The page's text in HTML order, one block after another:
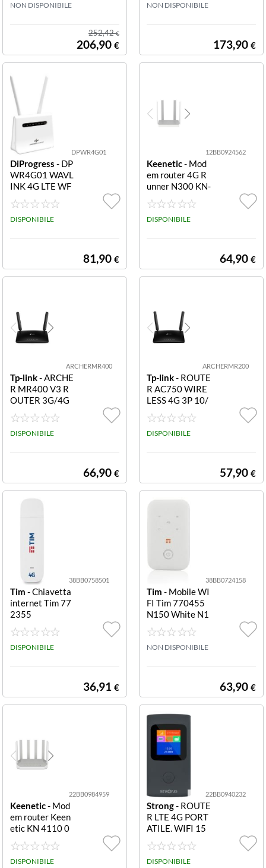
NON DISPONIBILE
252,42€
206,90 €
NON DISPONIBILE
173,90 €
DPWR4G01
DiProgress - DP
WR4G01 WAVL
INK 4G LTE WF
N300 PERFETT
O PER LE APPLI
CAZIONI PROF
eria integrata si
di apparecchi e i
mpianti installat
i in località
DISPONIBILE
81,90 €
12BB0924562
Keenetic- Mod
em router 4G R
unner N300 KN-
2212 N300 4G
DISPONIBILE
64,90 €
ARCHERMR400
Tp-link- ARCHE
R MR400 V3 R
OUTER 3G/4G
LTE DUALBAN
D 867MBPS 2 A
NTENNE AC12
DISPONIBILE
66,90 €
ARCHERMR200
Tp-link- ROUTE
R AC750 WIRE
LESS 4G 3P 10/
100- 1PWAN-3
ANT INTERNE+
2LTE ANTEN ST
DISPONIBILE
57,90 €
38BB0758501
Tim - Chiavetta
internet Tim 77
2355
DISPONIBILE
36,91 €
38BB0724158
Tim - Mobile WI
FI Tim 770455
N150 White N1
50
NON DISPONIBILE
63,90 €
22BB0984959
Keenetic- Mod
em router Keen
etic KN 4110 0
1 EU HERO 5G
AX3000 Grey e
White 5G AX30
DISPONIBILE
22BB0940232
Strong- ROUTE
R LTE 4G PORT
ATILE. WIFI 15
0 MBPS CON DI
SPLAY CAT 4
DISPONIBILE